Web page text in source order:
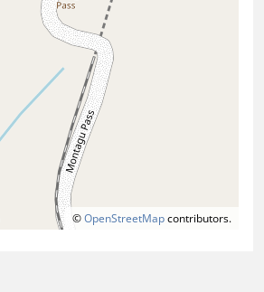
©OpenStreetMapcontributors.